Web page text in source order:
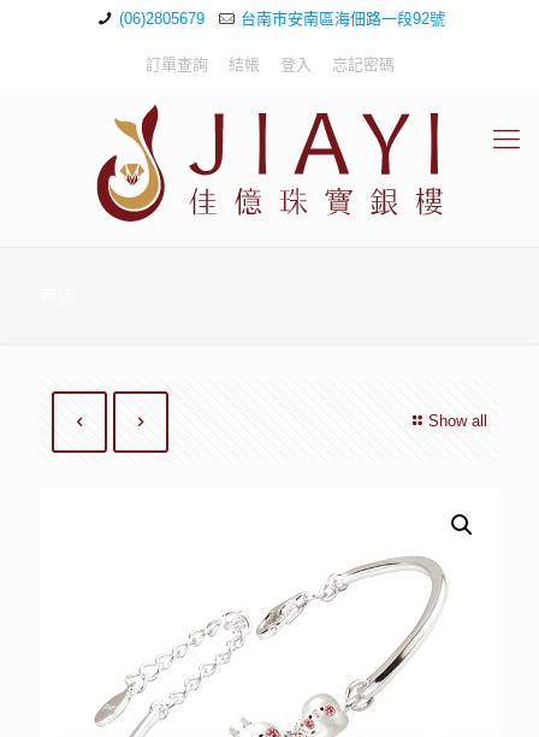
(06)2805679 台南市安南區海佃路一段92號
訂單查詢 結帳 登入 忘記密碼
Show all